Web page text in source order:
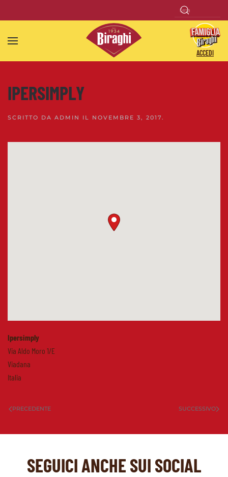
Skip to main content
ACCEDI
IPERSIMPLY
SCRITTO DA ADMIN IL NOVEMBRE 3, 2017.
Ipersimply
Via Aldo Moro 1/E
Viadana
Italia
PRECEDENTE SUCCESSIVO
SEGUICI ANCHE SUI SOCIAL